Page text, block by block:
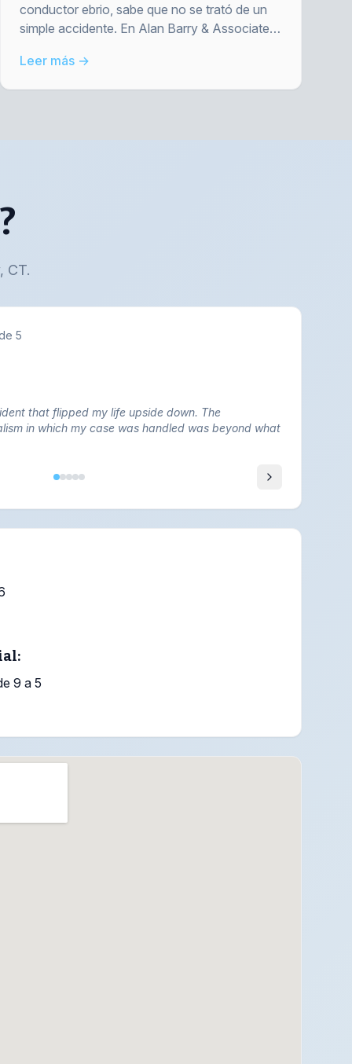
conductor ebrio, sabe que no se trató de un
simple accidente. En Alan Barry & Associates,
justicia.
Leer más →
CT.
5
that flipped my life upside down. The
in which my case was handled was beyond what
9 a 5